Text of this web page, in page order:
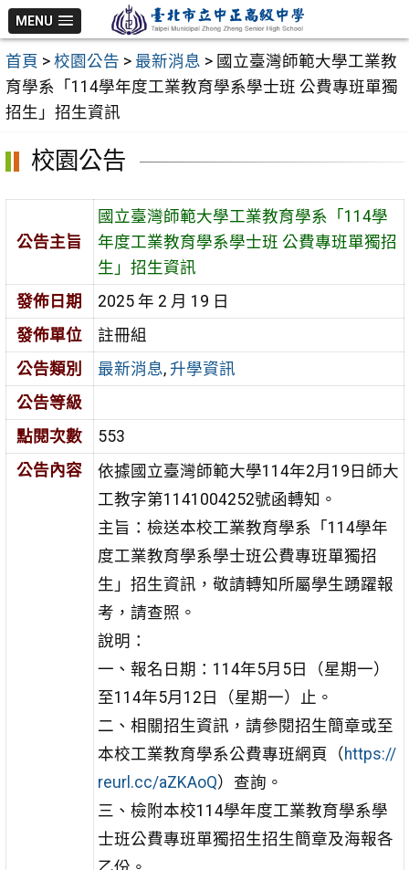
跳
至
主
要
內
MENU
首頁 > 校園公告 > 最新消息 > 國立臺灣師範大學工業教
育學系「114學年度工業教育學系學士班 公費專班單獨
招生」招生資訊
校園公告
公告主旨
國立臺灣師範大學工業教育學系「114學
年度工業教育學系學士班 公費專班單獨招
生」招生資訊
發佈日期
2025 年 2 月 19 日
發佈單位
註冊組
公告類別
最新消息, 升學資訊
公告等級
點閱次數
553
公告內容
依據國立臺灣師範大學114年2月19日師大
工教字第1141004252號函轉知。
主旨：檢送本校工業教育學系「114學年
度工業教育學系學士班公費專班單獨招
生」招生資訊，敬請轉知所屬學生踴躍報
考，請查照。
說明：
一、報名日期：114年5月5日（星期一）
至114年5月12日（星期一）止。
二、相關招生資訊，請參閱招生簡章或至
本校工業教育學系公費專班網頁（https://
reurl.cc/aZKAoQ）查詢。
三、檢附本校114學年度工業教育學系學
士班公費專班單獨招生招生簡章及海報各